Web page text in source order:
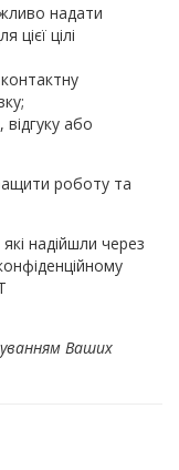
надати
цілі
або
роботу та
надійшли через
Ваших